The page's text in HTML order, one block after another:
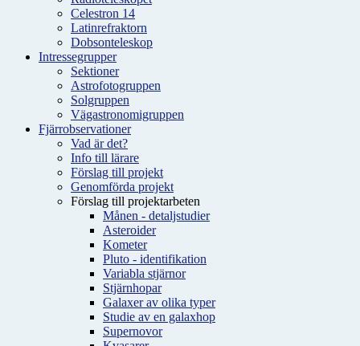
Celestron 14
Latinrefraktorn
Dobsonteleskop
Intressegrupper
Sektioner
Astrofotogruppen
Solgruppen
Vägastronomigruppen
Fjärrobservationer
Vad är det?
Info till lärare
Förslag till projekt
Genomförda projekt
Förslag till projektarbeten
Månen - detaljstudier
Asteroider
Kometer
Pluto - identifikation
Variabla stjärnor
Stjärnhopar
Galaxer av olika typer
Studie av en galaxhop
Supernovor